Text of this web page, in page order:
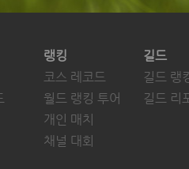
랭킹
코스 레코드
월드 랭킹 투어
개인 매치
채널 대회
길드
길드 랭
길드 리